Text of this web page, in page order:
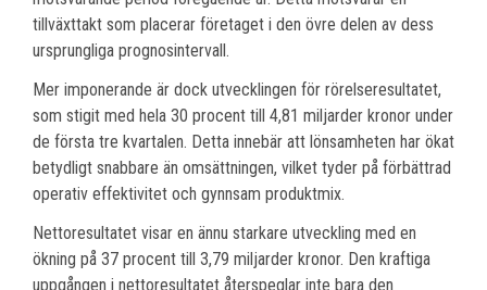
tillväxttakt som placerar företaget i den övre delen av dess
ursprungliga prognosintervall.
Mer imponerande är dock utvecklingen för rörelseresultatet,
som stigit med hela 30 procent till 4,81 miljarder kronor under
de första tre kvartalen. Detta innebär att lönsamheten har ökat
betydligt snabbare än omsättningen, vilket tyder på förbättrad
operativ effektivitet och gynnsam produktmix.
Nettoresultatet visar en ännu starkare utveckling med en
ökning på 37 procent till 3,79 miljarder kronor. Den kraftiga
uppgången i nettoresultatet återspeglar inte bara den